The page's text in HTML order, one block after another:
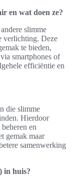
en wat doen ze?
slimme
verlichting. Deze
te bieden,
smartphones of
efficiëntie en
die slimme
Hierdoor
en
gemak maar
samenwerking
in huis?